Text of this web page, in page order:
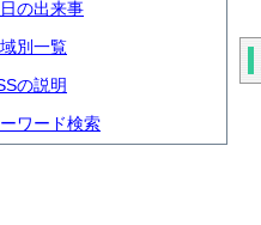
の出来事
別一覧
の説明
ワード検索